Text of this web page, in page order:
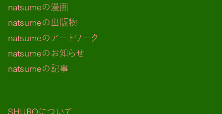
natsumeの漫画
natsumeの出版物
natsumeのアートワーク
natsumeのお知らせ
natsumeの記事
SHUROについて